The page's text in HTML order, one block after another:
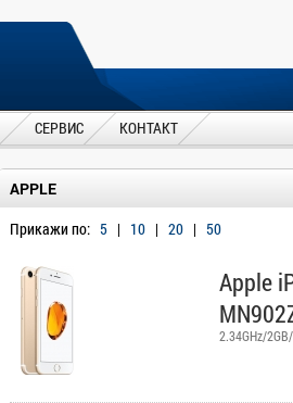
СЕРВИС КОНТАКТ
APPLE
Прикажи по: 5 | 10 | 20 | 50
Apple
2.34GHz/